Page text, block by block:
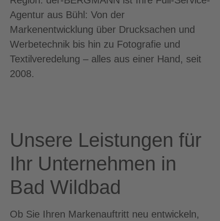
Agentur aus Bühl: Von der
Markenentwicklung über Drucksachen und
Werbetechnik bis hin zu Fotografie und
Textilveredelung – alles aus einer Hand, seit
2008.
Unsere Leistungen für
Ihr Unternehmen in
Bad Wildbad
Ob Sie Ihren Markenauftritt neu entwickeln,